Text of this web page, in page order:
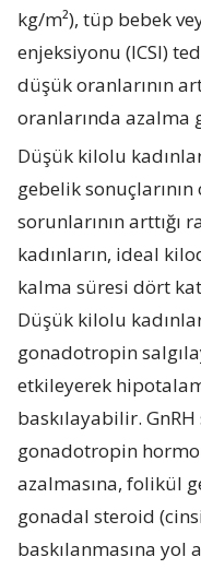
kg/m²), tüp bebek
enjeksiyonu (ICSI)
düşük oranlarının
oranlarında azalma
Düşük kilolu
gebelik
sorunlarının
kadınların, ideal
kalma süresi dört
Düşük kilolu
gonadotropin
etkileyerek
baskılayabilir. GnRH
gonadotropin
azalmasına, folikül
gonadal steroid
baskılanmasına yol